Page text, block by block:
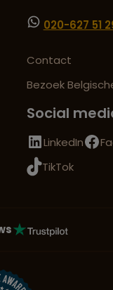
020-627 51
Contact
Bezoek
Social
LinkedIn
TikTok